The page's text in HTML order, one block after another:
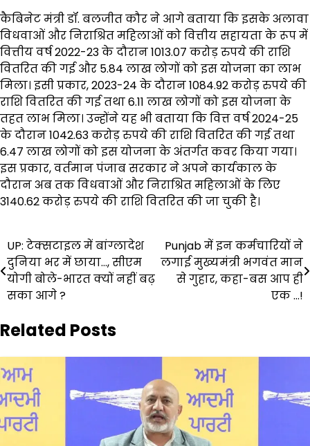
कैबिनेट मंत्री डॉ. बलजीत कौर ने आगे बताया कि इसके अलावा
विधवाओं और निराश्रित महिलाओं को वित्तीय सहायता के रूप में
वित्तीय वर्ष 2022-23 के दौरान 1013.07 करोड़ रुपये की राशि
वितरित की गई और 5.84 लाख लोगों को इस योजना का लाभ
मिला। इसी प्रकार, 2023-24 के दौरान 1084.92 करोड़ रुपये की
राशि वितरित की गई तथा 6.11 लाख लोगों को इस योजना के
तहत लाभ मिला। उन्होंने यह भी बताया कि वित्त वर्ष 2024-25
के दौरान 1042.63 करोड़ रुपये की राशि वितरित की गई तथा
6.47 लाख लोगों को इस योजना के अंतर्गत कवर किया गया।
इस प्रकार, वर्तमान पंजाब सरकार ने अपने कार्यकाल के
दौरान अब तक विधवाओं और निराश्रित महिलाओं के लिए
3140.62 करोड़ रुपये की राशि वितरित की जा चुकी है।
Post
navigation
UP: टेक्सटाइल में बांग्लादेश
दुनिया भर में छाया…, सीएम
योगी बोले-भारत क्यों नहीं बढ़
सका आगे ?
Punjab में इन कर्मचारियों ने
लगाई मुख्यमंत्री भगवंत मान
से गुहार, कहा-बस आप ही
एक …!
Related Posts